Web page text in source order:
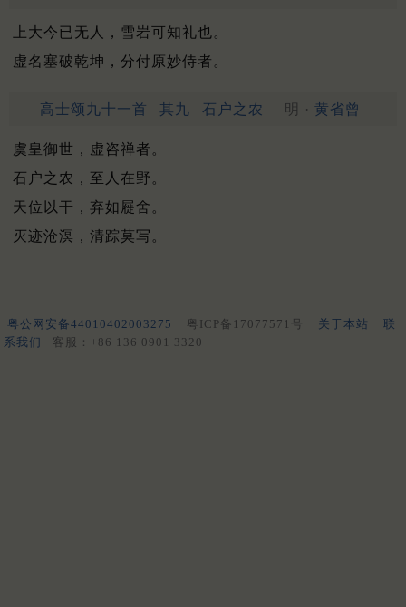
上大今已无人，雪岩可知礼也。
虚名塞破乾坤，分付原妙侍者。
高士颂九十一首 其九 石户之农 明 · 黄省曾
虞皇御世，虚咨禅者。
石户之农，至人在野。
天位以干，弃如屣舍。
灭迹沧溟，清踪莫写。
粤公网安备44010402003275 粤ICP备17077571号 关于本站
联
系我们
客服：+86 136 0901 3320